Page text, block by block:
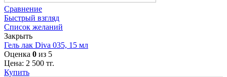
Сравнение
Быстрый взгляд
Список желаний
Закрыть
Гель лак Diva 035, 15 мл
Оценка 0 из 5
Цена: 2 500 тг.
Купить